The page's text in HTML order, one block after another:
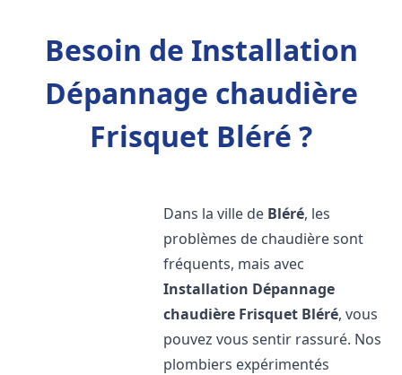
Besoin de Installation
Dépannage chaudière
Frisquet Bléré ?
Dans la ville de Bléré, les
problèmes de chaudière sont
fréquents, mais avec
Installation Dépannage
chaudière Frisquet Bléré, vous
pouvez vous sentir rassuré. Nos
plombiers expérimentés